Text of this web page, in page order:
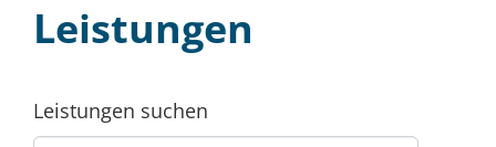
Leistungen
Leistungen suchen